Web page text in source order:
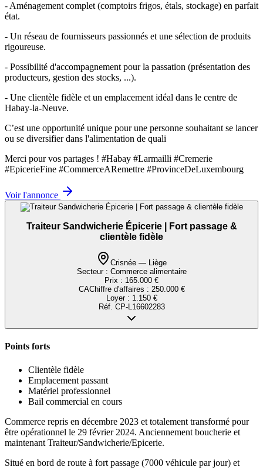
- Aménagement complet (comptoirs frigos, étals, stockage) en parfait
état.
- Un réseau de fournisseurs passionnés et une sélection de produits
rigoureuse.
- Possibilité d'accompagnement pour la passation (présentation des
producteurs, gestion des stocks, ...).
- Une clientèle fidèle et un emplacement idéal dans le centre de
Habay-la-Neuve.
C’est une opportunité unique pour une personne souhaitant se lancer
ou se diversifier dans l'alimentation de quali
Merci pour vos partages ! #Habay #Larmailli #Cremerie
#EpicerieFine #CommerceARemettre #ProvinceDeLuxembourg
Voir l'annonce
Traiteur Sandwicherie Épicerie | Fort passage &
clientèle fidèle
Crisnée — Liège
Secteur : Commerce alimentaire
Prix : 165.000 €
CAChiffre d'affaires : 250.000 €
Loyer : 1.150 €
Réf. CP-L16602283
Points forts
Clientèle fidèle
Emplacement passant
Matériel professionnel
Bail commercial en cours
Commerce repris en décembre 2023 et totalement transformé pour
être opérationnel le 29 février 2024. Anciennement boucherie et
maintenant Traiteur/Sandwicherie/Epicerie.
Situé en bord de route à fort passage (7000 véhicule par jour) et